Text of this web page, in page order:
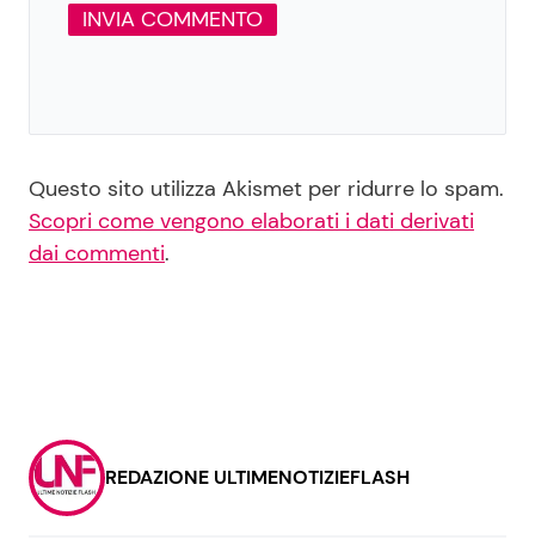
Questo sito utilizza Akismet per ridurre lo spam.
Scopri come vengono elaborati i dati derivati
dai commenti.
REDAZIONE ULTIMENOTIZIEFLASH